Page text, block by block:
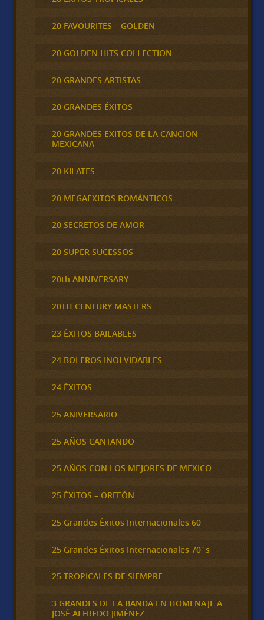
20 FAVOURITES – GOLDEN
20 GOLDEN HITS COLLECTION
20 GRANDES ARTISTAS
20 GRANDES ÉXITOS
20 GRANDES EXITOS DE LA CANCION
MEXICANA
20 KILATES
20 MEGAEXITOS ROMÁNTICOS
20 SECRETOS DE AMOR
20 SUPER SUCESSOS
20th ANNIVERSARY
20TH CENTURY MASTERS
23 ÉXITOS BAILABLES
24 BOLEROS INOLVIDABLES
24 ÉXITOS
25 ANIVERSARIO
25 AÑOS CANTANDO
25 AÑOS CON LOS MEJORES DE MEXICO
25 ÉXITOS – ORFEÓN
25 Grandes Éxitos Internacionales 60
25 Grandes Éxitos Internacionales 70´s
25 TROPICALES DE SIEMPRE
3 GRANDES DE LA BANDA EN HOMENAJE A
JOSÉ ALFREDO JIMÉNEZ